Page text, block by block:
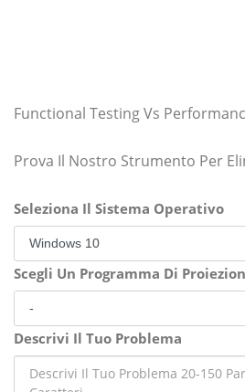
Functional Testing Vs
Prova Il Nostro Strumento Per
Seleziona Il Sistema Operativo
Scegli Un Programma Di
Descrivi Il Tuo Problema